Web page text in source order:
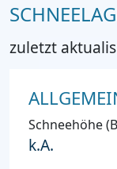
zuletzt
Schneehöhe
k.A.